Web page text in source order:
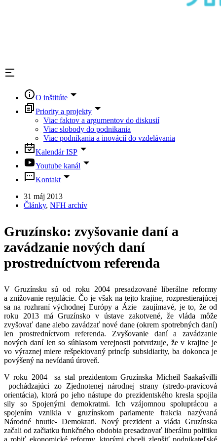
O inštitúte
Priority a projekty
Viac faktov a argumentov do diskusií
Viac slobody do podnikania
Viac podnikania a inovácií do vzdelávania
Kalendár ISP
Youtube kanál
Kontakt
31 máj 2013
Články, NFH archív
Gruzínsko: zvyšovanie daní a
zavádzanie nových daní
prostredníctvom referenda
V Gruzínsku sú od roku 2004 presadzované liberálne reformy
a znižovanie regulácie. Čo je však na tejto krajine, rozprestierajúcej
sa na rozhraní východnej Európy a Ázie zaujímavé, je to, že od
roku 2013 má Gruzínsko v ústave zakotvené, že vláda môže
zvyšovať dane alebo zavádzať nové dane (okrem spotrebných daní)
len prostredníctvom referenda. Zvyšovanie daní a zavádzanie
nových daní len so súhlasom verejnosti potvrdzuje, že v krajine je
vo výraznej miere rešpektovaný princíp subsidiarity, ba dokonca je
povýšený na nevídanú úroveň.
V roku 2004 sa stal prezidentom Gruzínska Micheil Saakašvilli
pochádzajúci zo Zjednotenej národnej strany (stredo-pravicová
orientácia), ktorá po jeho nástupe do prezidentského kresla spojila
sily so Spojenými demokratmi. Ich vzájomnou spoluprácou a
spojením vznikla v gruzínskom parlamente frakcia nazývaná
Národné hnutie- Demokrati. Nový prezident a vláda Gruzínska
začali od začiatku funkčného obdobia presadzovať liberálnu politiku
a robiť ekonomické reformy, ktorými chceli zlepšiť podnikateľské